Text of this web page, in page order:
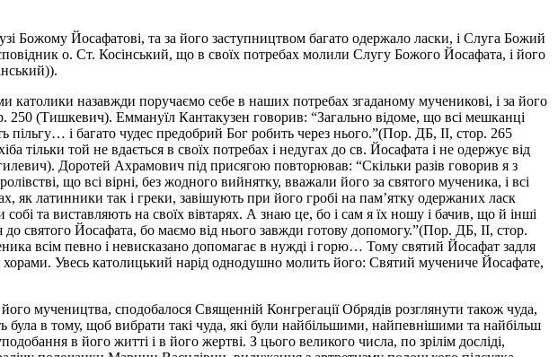
Божому Йосафатові, та за його заступництвом багато одержало ласки, і Слуга Божий
о. Ст. Косінський, що в своїх потребах молили Слугу Божого Йосафата, і його
назавжди поручаємо себе в наших потребах згаданому мученикові, і за його
(Тишкевич). Еммануїл Кантакузен говорив: “Загально відоме, що всі мешканці
пільгу… і багато чудес предобрий Бог робить через нього.”(Пор. ДБ, II, стор. 265
той не вдається в своїх потребах і недугах до св. Йосафата і не одержує від
Доротей Ахрамович під присягою повторював: “Скільки разів говорив я з
що всі вірні, без жодного вийнятку, вважали його за святого мученика, і всі
як латинники так і греки, завішують при його гробі на пам’ятку одержаних ласк
та виставляють на своїх вівтарях. А знаю це, бо і сам я їх ношу і бачив, що й інші
святого Йосафата, бо маємо від нього завжди готову допомогу.”(Пор. ДБ, II, стор.
всім певно і невисказано допомагає в нужді і горю… Тому святий Йосафат задля
хорами. Увесь католицький нарід однодушно молить його: Святий мучениче Йосафате,
мучеництва, сподобалося Священній Конгрегації Обрядів розглянути також чуда,
в тому, щоб вибрати такі чуда, які були найбільшими, найпевнішими та найбільш
в його житті і в його жертві. З цього великого числа, по зрілім досліді,